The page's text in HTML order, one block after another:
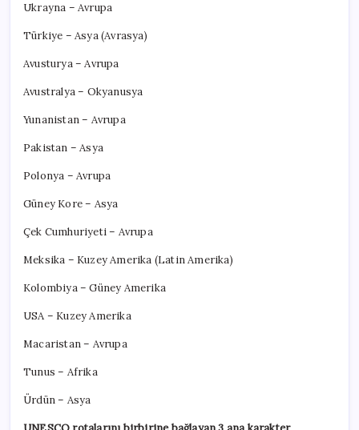
Ukrayna – Avrupa
Türkiye – Asya (Avrasya)
Avusturya – Avrupa
Avustralya – Okyanusya
Yunanistan – Avrupa
Pakistan – Asya
Polonya – Avrupa
Güney Kore – Asya
Çek Cumhuriyeti – Avrupa
Meksika – Kuzey Amerika (Latin Amerika)
Kolombiya – Güney Amerika
USA – Kuzey Amerika
Macaristan – Avrupa
Tunus – Afrika
Ürdün – Asya